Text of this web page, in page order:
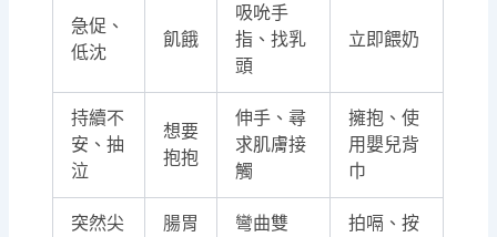
急促、
低沈
飢餓
吸吮手
指、找乳
頭
立即餵奶
持續不
安、抽
泣
想要
抱抱
伸手、尋
求肌膚接
觸
擁抱、使
用嬰兒背
巾
突然尖
腸胃
彎曲雙
拍嗝、按